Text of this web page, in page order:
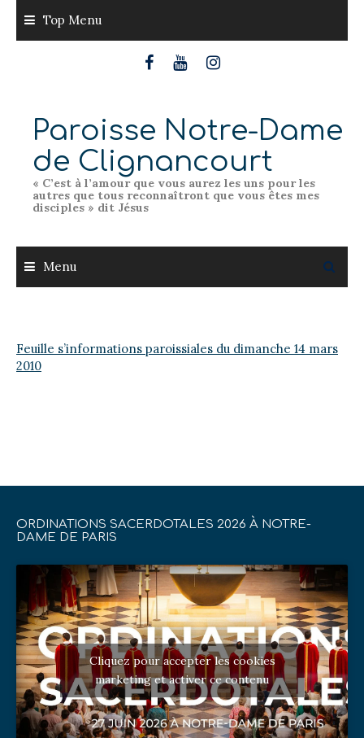
content
Top Menu
Paroisse Notre-Dame
de Clignancourt
« C’est à l’amour que vous aurez les uns pour les
autres que tous reconnaîtront que vous êtes mes
disciples » dit Jésus
Menu
Feuille s’informations paroissiales du dimanche 14 mars
2010
ORDINATIONS SACERDOTALES 2026 À NOTRE-
DAME DE PARIS
Cliquez pour accepter les cookies
marketing et activer ce contenu